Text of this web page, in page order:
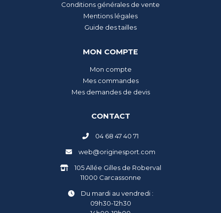
Conditions générales de vente
Mentions légales
Guide des tailles
MON COMPTE
Mon compte
Mes commandes
Mes demandes de devis
CONTACT
04 68 47 40 71
web@originesport.com
105 Allée Gilles de Roberval
11000 Carcassonne
Du mardi au vendredi :
09h30-12h30